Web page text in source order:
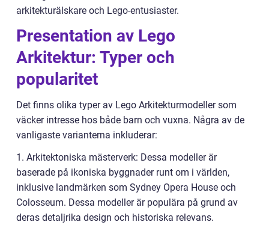
arkitekturälskare och Lego-entusiaster.
Presentation av Lego
Arkitektur: Typer och
popularitet
Det finns olika typer av Lego Arkitekturmodeller som
väcker intresse hos både barn och vuxna. Några av de
vanligaste varianterna inkluderar:
1. Arkitektoniska mästerverk: Dessa modeller är
baserade på ikoniska byggnader runt om i världen,
inklusive landmärken som Sydney Opera House och
Colosseum. Dessa modeller är populära på grund av
deras detaljrika design och historiska relevans.